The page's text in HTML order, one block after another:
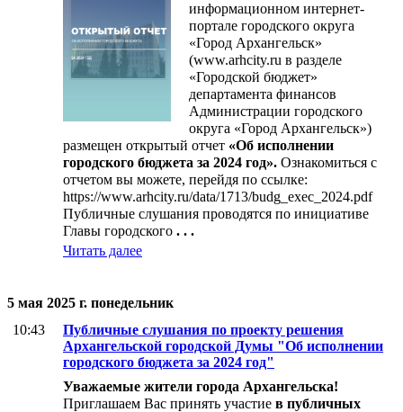
информационном интернет-
портале городского округа
«Город Архангельск»
(www.arhcity.ru в разделе
«Городской бюджет»
департамента финансов
Администрации городского
округа «Город Архангельск»)
размещен открытый отчет «Об исполнении
городского бюджета за 2024 год». Ознакомиться с
отчетом вы можете, перейдя по ссылке:
https://www.arhcity.ru/data/1713/budg_exec_2024.pdf
Публичные слушания проводятся по инициативе
Главы городского . . .
Читать далее
5 мая 2025 г. понедельник
10:43
Публичные слушания по проекту решения
Архангельской городской Думы "Об исполнении
городского бюджета за 2024 год"
Уважаемые жители города Архангельска!
Приглашаем Вас принять участие в публичных